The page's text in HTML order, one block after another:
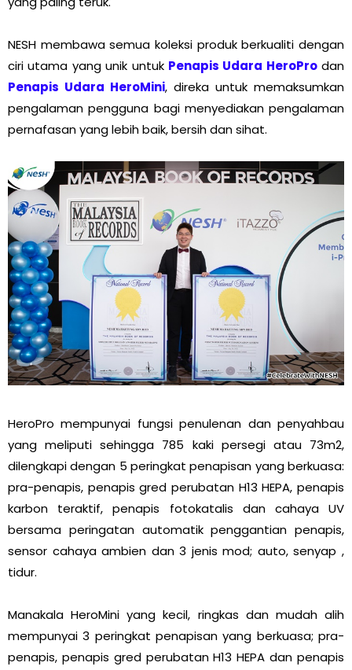
NESH membawa semua koleksi produk berkualiti dengan
ciri utama yang unik untuk Penapis Udara HeroProdan
Penapis Udara HeroMini, direka untuk memaksumkan
pengalaman pengguna bagi menyediakan pengalaman
pernafasan yang lebih baik, bersih dan sihat.
HeroPro mempunyai fungsi penulenan dan penyahbau
yang meliputi sehingga 785 kaki persegi atau 73m2,
dilengkapi dengan 5 peringkat penapisan yang berkuasa:
pra-penapis, penapis gred perubatan H13 HEPA, penapis
karbon teraktif, penapis fotokatalis dan cahaya UV
bersama peringatan automatik penggantian penapis,
sensor cahaya ambien dan 3 jenis mod; auto, senyap ,
tidur.
Manakala HeroMini yang kecil, ringkas dan mudah alih
mempunyai 3 peringkat penapisan yang berkuasa; pra-
penapis, penapis gred perubatan H13 HEPA dan penapis